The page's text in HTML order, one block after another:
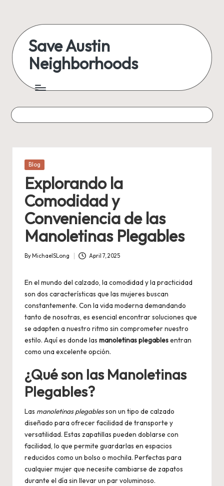
content
Save Austin
Neighborhoods
Austin
everything
Posted
Blog
Explorando la
Comodidad y
Conveniencia de las
Manoletinas Plegables
Posted
By MichaelSLong April 7, 2025
En el mundo del calzado, la comodidad y la practicidad
son dos características que las mujeres buscan
constantemente. Con la vida moderna demandando
tanto de nosotras, es esencial encontrar soluciones que
se adapten a nuestro ritmo sin comprometer nuestro
estilo. Aquí es donde las manoletinas plegablesentran
como una excelente opción.
¿Qué son las Manoletinas
Plegables?
Las manoletinas plegablesson un tipo de calzado
diseñado para ofrecer facilidad de transporte y
versatilidad. Estas zapatillas pueden doblarse con
facilidad, lo que permite guardarlas en espacios
reducidos como un bolso o mochila. Perfectas para
cualquier mujer que necesite cambiarse de zapatos
durante el día sin llevar un par voluminoso.